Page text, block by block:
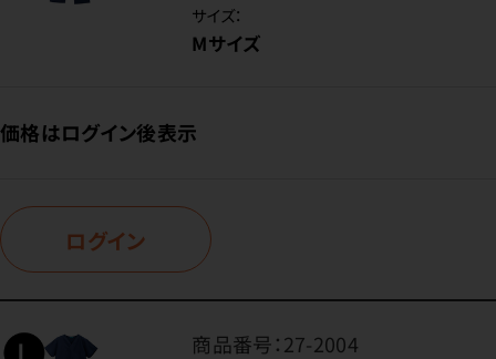
サイズ：
Mサイズ
価格はログイン後表示
ログイン
商品番号：27-2004